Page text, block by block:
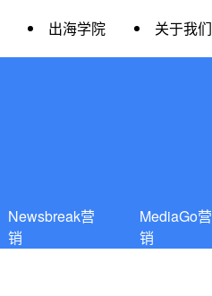
出海学院 关于我们
Newsbreak营
销
MediaGo营
销